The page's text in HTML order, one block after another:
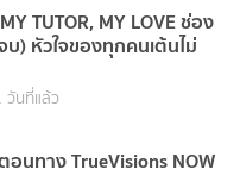
TUTOR, MY LOVE ช่อง
) หัวใจของทุกคนเต้นไม่
วันที่แล้ว
นทาง TrueVisions NOW